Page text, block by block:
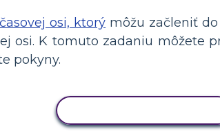
časovej osi, ktorý môžu začleniť
osi. K tomuto zadaniu môžete
pokyny.